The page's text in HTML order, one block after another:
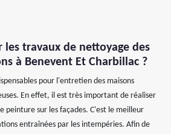
travaux de nettoyage des
à Benevent Et Charbillac ?
pour l'entretien des maisons
En effet, il est très important de réaliser
peinture sur les façades. C'est le meilleur
entraînées par les intempéries. Afin de